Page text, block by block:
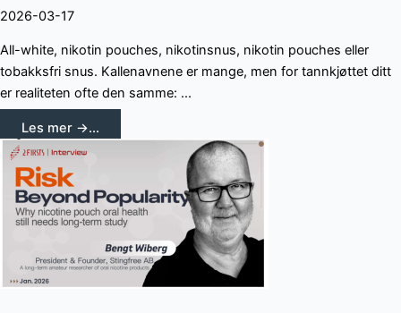
2026-03-17
All-white, nikotin pouches, nikotinsnus, nikotin pouches eller
tobakksfri snus. Kallenavnene er mange, men for tannkjøttet ditt
er realiteten ofte den samme: ...
Les mer →...